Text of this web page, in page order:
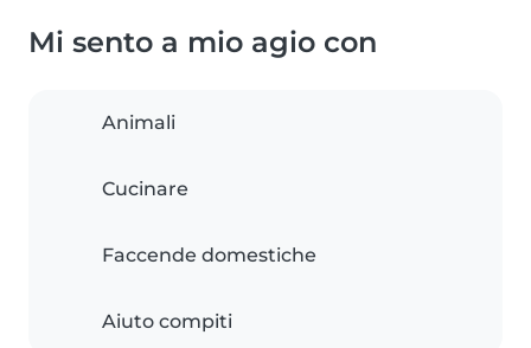
Mi sento a mio agio con
Animali
Cucinare
Faccende domestiche
Aiuto compiti